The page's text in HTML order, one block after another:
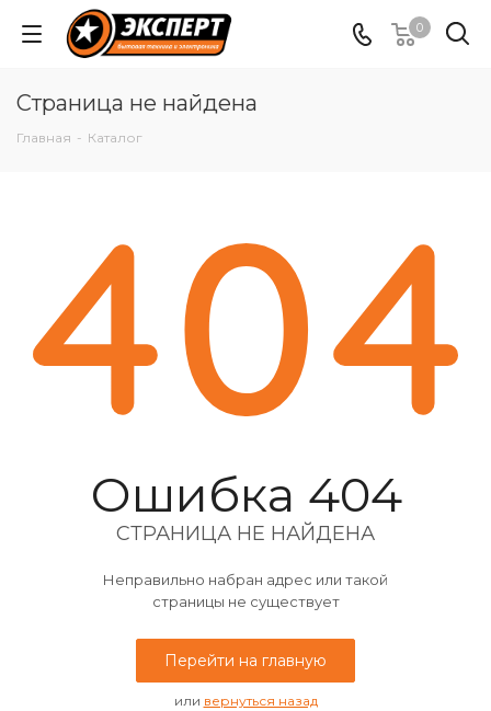
0
Страница не найдена
Главная - Каталог
Ошибка 404
СТРАНИЦА НЕ НАЙДЕНА
Неправильно набран адрес или такой
страницы не существует
Перейти на главную
или вернуться назад